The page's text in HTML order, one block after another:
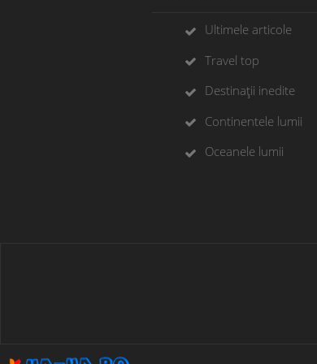
Ultimele articole
Travel top
Destinații inedite
Continentele lumii
Oceanele lumii